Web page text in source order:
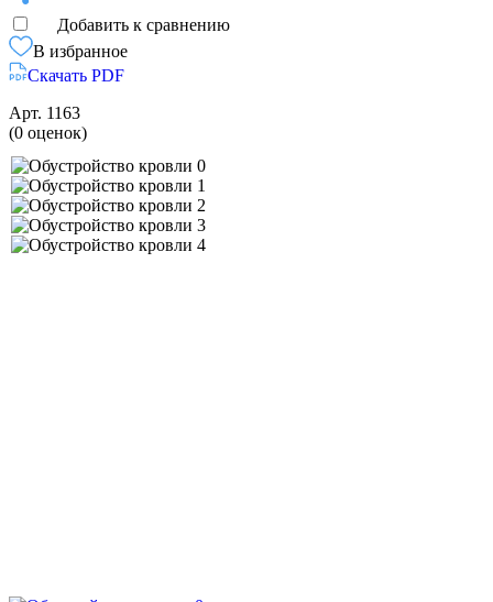
Добавить к сравнению
В избранное
Скачать PDF
Арт. 1163
(0 оценок)